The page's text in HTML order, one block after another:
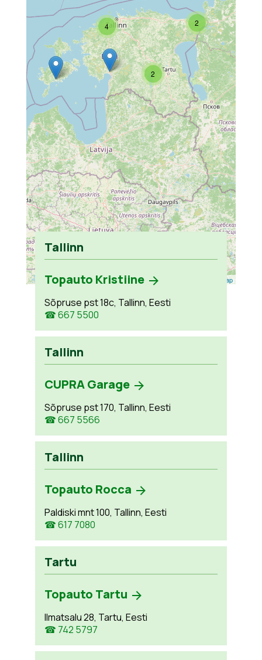
2
2
4
Leaflet OpenStreetMap
Tallinn
Topauto Kristiine
Sõpruse pst 18c, Tallinn, Eesti
☎ 667 5500
Tallinn
CUPRA Garage
Sõpruse pst 170, Tallinn, Eesti
☎ 667 5566
Tallinn
Topauto Rocca
Paldiski mnt 100, Tallinn, Eesti
☎ 617 7080
Tartu
Topauto Tartu
Ilmatsalu 28, Tartu, Eesti
☎ 742 5797